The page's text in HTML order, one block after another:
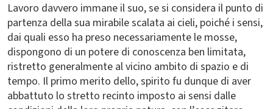
Lavoro davvero immane il suo, se si considera il punto di
partenza della sua mirabile scalata ai cieli, poiché i sensi,
dai quali esso ha preso necessariamente le mosse,
dispongono di un potere di conoscenza ben limitata,
ristretto generalmente al vicino ambito di spazio e di
tempo. Il primo merito dello, spirito fu dunque di aver
abbattuto lo stretto recinto imposto ai sensi dalle